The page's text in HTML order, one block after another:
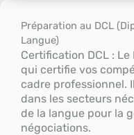
Préparation au DCL
Langue)
Certification DCL :
qui certifie vos
cadre professionnel.
dans les secteurs
de la langue pour la
négociations.